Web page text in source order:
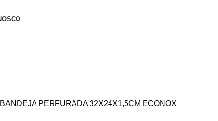
BANDEJA PERFURADA 32X24X1,5CM ECONOX